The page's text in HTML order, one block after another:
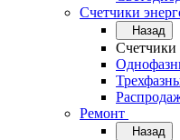
Счетчики
Назад
Счетчики
Ремонт
Назад